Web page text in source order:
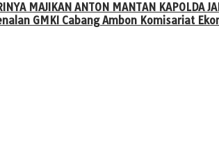
MAJIKAN ANTON MANTAN KAPOLDA
GMKI Cabang Ambon Komisariat